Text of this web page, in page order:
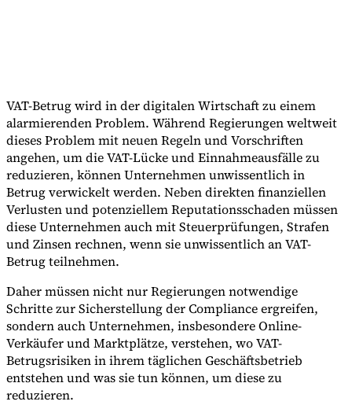
VAT-Betrug wird in der digitalen Wirtschaft zu einem
alarmierenden Problem. Während Regierungen weltweit
dieses Problem mit neuen Regeln und Vorschriften
angehen, um die VAT-Lücke und Einnahmeausfälle zu
reduzieren, können Unternehmen unwissentlich in
Betrug verwickelt werden. Neben direkten finanziellen
Verlusten und potenziellem Reputationsschaden müssen
diese Unternehmen auch mit Steuerprüfungen, Strafen
und Zinsen rechnen, wenn sie unwissentlich an VAT-
Betrug teilnehmen.
Daher müssen nicht nur Regierungen notwendige
Schritte zur Sicherstellung der Compliance ergreifen,
sondern auch Unternehmen, insbesondere Online-
Verkäufer und Marktplätze, verstehen, wo VAT-
Betrugsrisiken in ihrem täglichen Geschäftsbetrieb
entstehen und was sie tun können, um diese zu
reduzieren.